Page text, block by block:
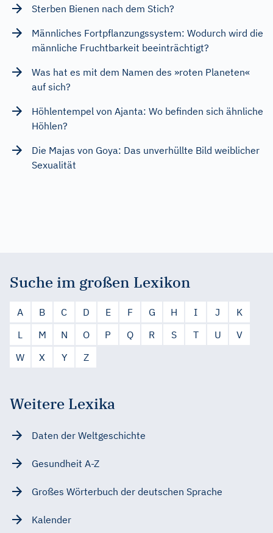
Sterben Bienen nach dem Stich?
Männliches Fortpflanzungssystem: Wodurch wird die
männliche Fruchtbarkeit beeinträchtigt?
Was hat es mit dem Namen des »roten Planeten«
auf sich?
Höhlentempel von Ajanta: Wo befinden sich ähnliche
Höhlen?
Die Majas von Goya: Das unverhüllte Bild weiblicher
Sexualität
Suche im großen Lexikon
A B C D E F G H I J
K
L
M N O P Q R S T U
V
W
X Y Z
Weitere Lexika
Daten der Weltgeschichte
Gesundheit A-Z
Großes Wörterbuch der deutschen Sprache
Kalender